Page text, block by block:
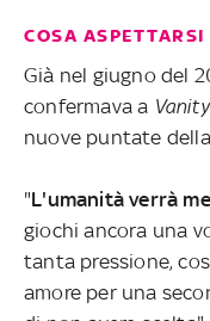
COSA ASPETTARSI
Già nel giugno del
confermava a
nuove puntate della
"L'umanità verrà
giochi ancora una
tanta pressione,
amore per una